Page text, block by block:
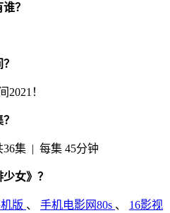
？
2021！
36集 | 每集 45分钟
女》？
版 、 手机电影网80s 、 16影视